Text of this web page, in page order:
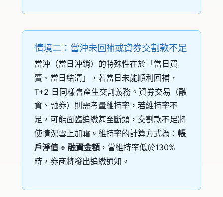
情境二：當沖未回補或資券交割款不足
當沖（當日沖銷）的特殊性在於「當日買
賣、當日結清」，若當日未能順利回補，
T+2 日同樣會產生交割義務。資券交易（融
資、融券）則需考量維持率，若維持率不
足，可能面臨追繳甚至斷頭，交割款不足將
使情況雪上加霜。維持率的計算方式為： 帳
戶淨值 ÷ 融資金額 ，當維持率低於130%
時，券商將發出追繳通知。